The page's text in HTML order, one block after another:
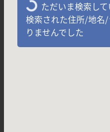
ただいま検索し
検索された住所/地名
りませんでした